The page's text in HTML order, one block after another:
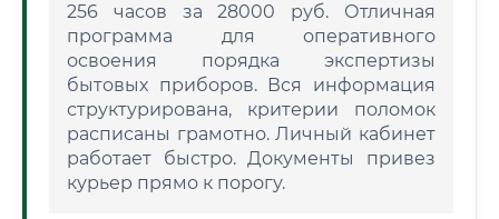
256 часов за 28000 руб. Отличная
программа для оперативного
освоения порядка экспертизы
бытовых приборов. Вся информация
структурирована, критерии поломок
расписаны грамотно. Личный кабинет
работает быстро. Документы привез
курьер прямо к порогу.